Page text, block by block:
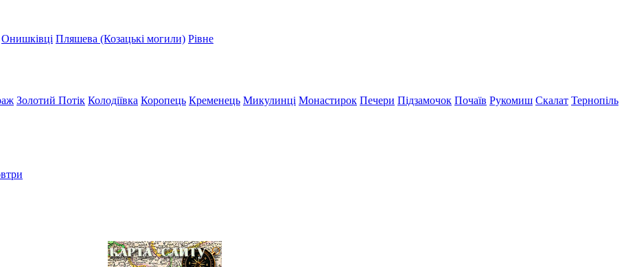
Онишківці Пляшева (Козацькі могили) Рівне
Золотий Потік Колодіївка Коропець Кременець Микулинці Монастирок Печери Підзамочок Почаїв Рукомиш Скалат Тернопіль